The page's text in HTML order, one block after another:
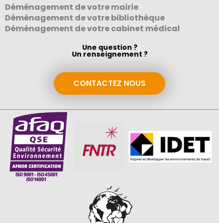
Déménagement de votre mairie
Déménagement de votre bibliothèque
Déménagement de votre cabinet médical
Une question ?
Un renseignement ?
CONTACTEZ NOUS